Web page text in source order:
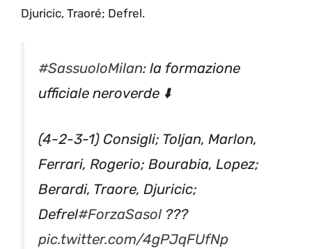
Djuricic, Traoré; Defrel.
#SassuoloMilan: la formazione
ufficiale neroverde ⬇️
(4-2-3-1) Consigli; Toljan, Marlon,
Ferrari, Rogerio; Bourabia, Lopez;
Berardi, Traore, Djuricic;
Defrel#ForzaSasol ???
pic.twitter.com/4gPJqFUfNp